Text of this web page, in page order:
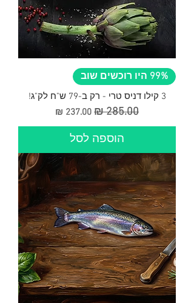
99% היו רוכשים שוב
3 קילו דניס טרי - רק ב-79 ש"ח לק"ג!
מחיר רגיל מחיר מבצע
הוספה לסל